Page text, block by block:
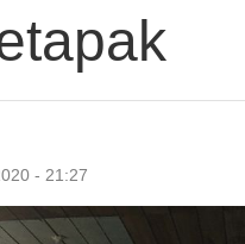
- 21:27